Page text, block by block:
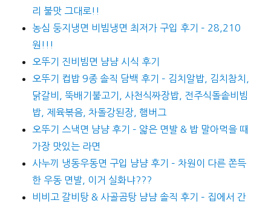
리 불맛 그대로!!
농심 둥지냉면 비빔냉면 최저가 구입 후기 – 28,210
원!!!
오뚜기 진비빔면 냠냠 시식 후기
오뚜기 컵밥 9종 솔직 담백 후기 – 김치알밥, 김치참치,
닭갈비, 뚝배기불고기, 사천식짜장밥, 전주식돌솥비빔
밥, 제육볶음, 차돌강된장, 햄버그
오뚜기 스낵면 냠냠 후기 – 얇은 면발 & 밥 말아먹을 때
가장 맛있는 라면
사누끼 냉동우동면 구입 냠냠 후기 – 차원이 다른 쫀득
한 우동 면발, 이거 실화냐???
비비고 갈비탕 & 사골곰탕 냠냠 솔직 후기 – 집에서 간